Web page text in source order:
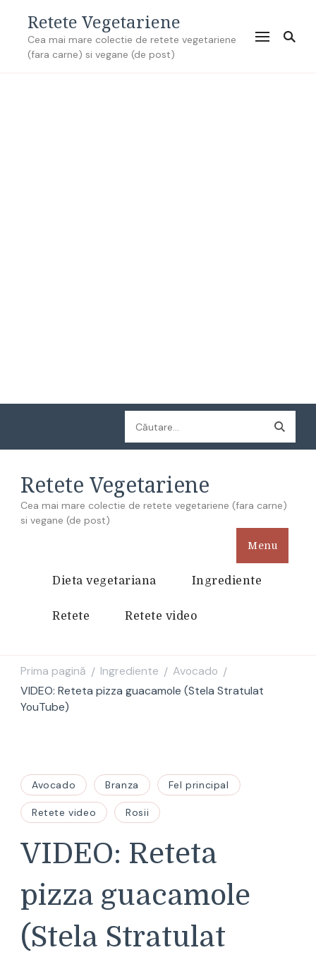
Retete Vegetariene
Cea mai mare colectie de retete vegetariene
(fara carne) si vegane (de post)
Caută
după:
Retete Vegetariene
Cea mai mare colectie de retete vegetariene (fara carne)
si vegane (de post)
Menu
Dieta vegetariana Ingrediente
Retete Retete video
Prima pagină / Ingrediente / Avocado /
VIDEO: Reteta pizza guacamole (Stela Stratulat
YouTube)
Avocado Branza Fel principal
Retete video Rosii
VIDEO: Reteta
pizza guacamole
(Stela Stratulat